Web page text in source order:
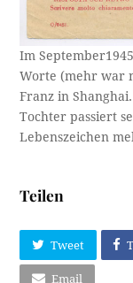
Im
Worte (mehr war
Franz in
Tochter passiert
Lebenszeichen
Teilen
Tweet
Email